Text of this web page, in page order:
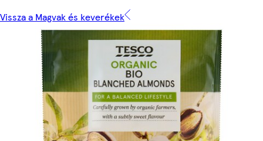
Vissza a Magvak és keverékek